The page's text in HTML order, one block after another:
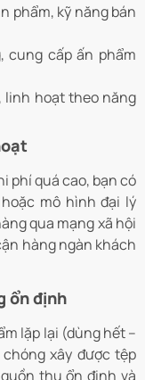
phẩm, kỹ năng bán
cung cấp ấn phẩm
linh hoạt theo năng
phí quá cao, bạn có
mô hình đại lý
qua mạng xã hội
hàng ngàn khách
ổn định
lặp lại (dùng hết –
xây được tệp
thu ổn định và